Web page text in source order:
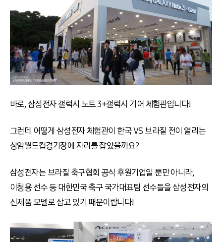
바로, 삼성전자 갤럭시 노트 3+갤럭시 기어 체험관입니다!
그런데 어떻게 삼성전자 체험관이 한국 VS 브라질 전이 열리는
상암월드컵경기장에 자리를 잡았을까요?
삼성전자는 브라질 축구협회 공식 후원기업일 뿐만 아니라,
이청용 선수 등 대한민국 축구 국가대표팀 선수들을 삼성전자의
신제품 모델로 삼고 있기 때문이랍니다!